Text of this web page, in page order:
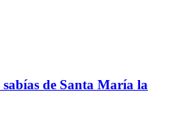
de Santa María la